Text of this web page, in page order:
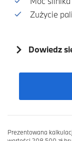
Zużycie
Dowiedz
Prezentowana